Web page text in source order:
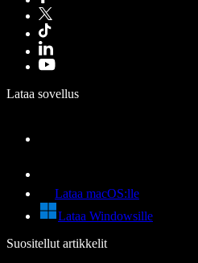
Lataa sovellus
Lataa macOS:lle
Lataa Windowsille
Suositellut artikkelit